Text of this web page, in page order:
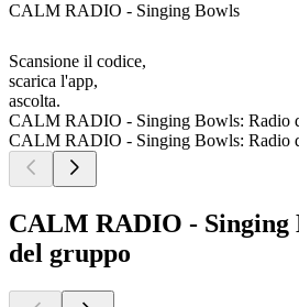
CALM RADIO - Singing Bowls
Scansione il codice,
scarica l'app,
ascolta.
CALM RADIO - Singing Bowls: Radio
CALM RADIO - Singing Bowls: Radio
CALM RADIO - Singing
del gruppo